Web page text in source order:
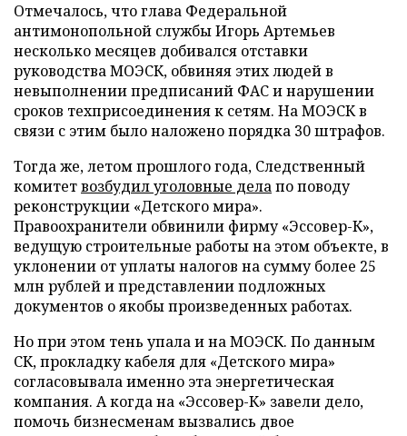
Отмечалось, что глава Федеральной
антимонопольной службы Игорь Артемьев
несколько месяцев добивался отставки
руководства МОЭСК, обвиняя этих людей в
невыполнении предписаний ФАС и нарушении
сроков техприсоединения к сетям. На МОЭСК в
связи с этим было наложено порядка 30 штрафов.
Тогда же, летом прошлого года, Следственный
комитетвозбудил уголовные делапо поводу
реконструкции «Детского мира».
Правоохранители обвинили фирму «Эссовер-К»,
ведущую строительные работы на этом объекте, в
уклонении от уплаты налогов на сумму более 25
млн рублей и представлении подложных
документов о якобы произведенных работах.
Но при этом тень упала и на МОЭСК. По данным
СК, прокладку кабеля для «Детского мира»
согласовывала именно эта энергетическая
компания. А когда на «Эссовер-К» завели дело,
помочь бизнесменам вызвались двое